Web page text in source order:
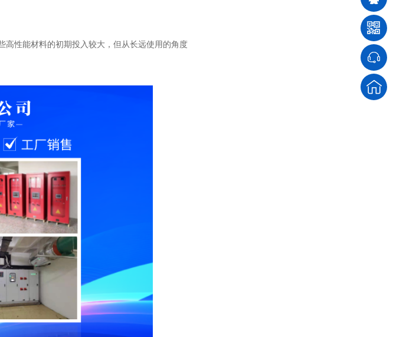
性能材料的初期投入较大，但从长远使用的角度